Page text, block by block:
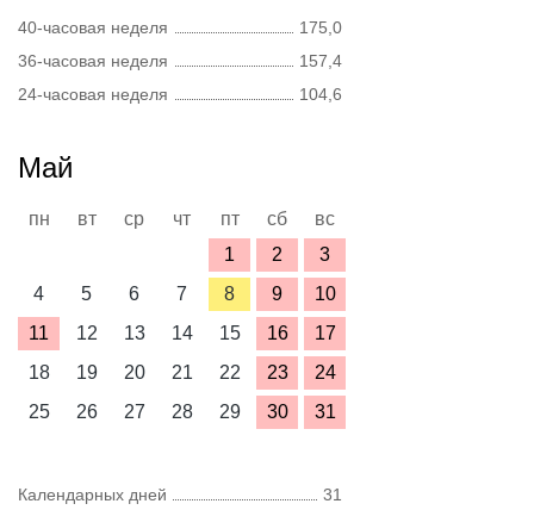
40-часовая неделя
175,0
36-часовая неделя
157,4
24-часовая неделя
104,6
Май
пн вт ср чт пт сб
вс
1
2
3
4
5 6 7 8 9
10
11
12 13 14 15 16
17
18
19 20 21 22 23
24
25
26 27 28 29 30 31
Календарных дней
31